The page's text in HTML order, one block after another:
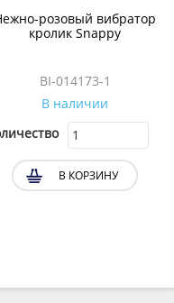
розовый вибратор
кролик Snappy
BI-014173-1
В наличии
В КОРЗИНУ